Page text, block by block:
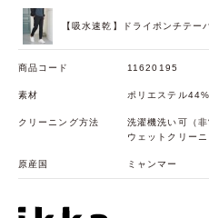
【吸水速乾】ドライポンチテー
商品コード 11620195
素材 ポリエステル
クリーニング方法
洗濯機洗い可（
ウェットクリー
原産国 ミャンマー